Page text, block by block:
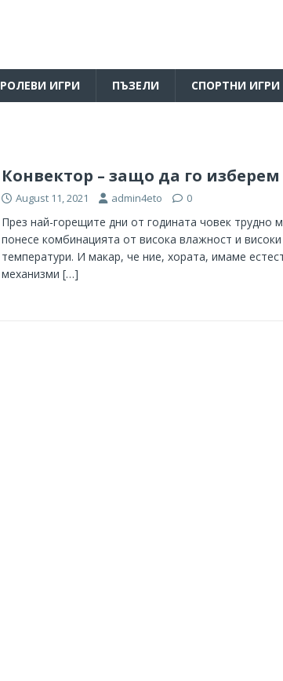
РОЛЕВИ ИГРИ ПЪЗЕЛИ СПОРТНИ ИГРИ
Конвектор – защо да го изберем
August 11, 2021 admin4eto 0
През най-горещите дни от годината човек трудно
понесе комбинацията от висока влажност и високи
температури. И макар, че ние, хората, имаме
механизми […]